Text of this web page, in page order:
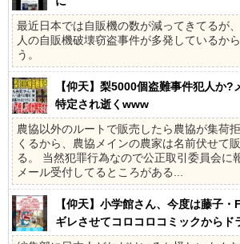
最近日本では自販機の数が減ってきてるが
人の自販機破壊窃盗事件が多発しているか
う。
【仰天】梨5000個盗難事件犯人か
特定され逝くwww
農協以外のルートで販売したら農協が集荷
くるから、農協メインの農家は名前伏せて
る。 当然犯罪行為なので公正取引委員会に
メール受付してるところがある...
【仰天】小学館さん、今度は藤子
ギレさせてコロコロコミックからド
了、小学館幹部3人が更迭&出勤禁